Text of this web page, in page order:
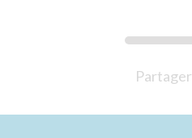
Partager